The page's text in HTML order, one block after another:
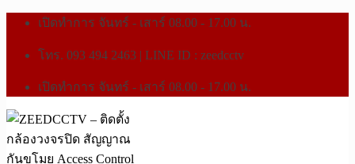
เปิดทำการ จันทร์ - เสาร์ 08.00 - 17.00 น.
โทร. 093 494 2463 | LINE ID : zeedcctv
เปิดทำการ จันทร์ - เสาร์ 08.00 - 17.00 น.